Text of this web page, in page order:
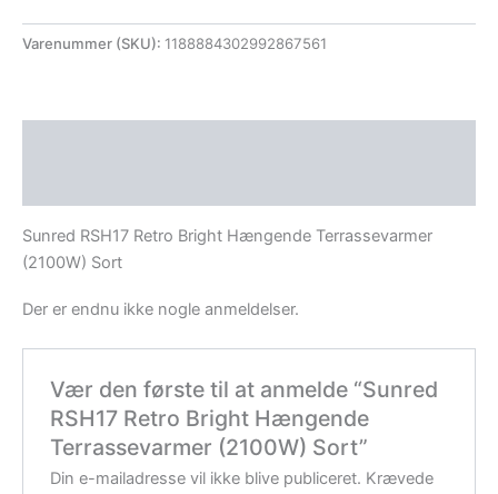
Varenummer (SKU): 1188884302992867561
Sunred RSH17 Retro Bright Hængende Terrassevarmer
(2100W) Sort
Der er endnu ikke nogle anmeldelser.
Vær den første til at anmelde “Sunred
RSH17 Retro Bright Hængende
Terrassevarmer (2100W) Sort”
Din e-mailadresse vil ikke blive publiceret. Krævede